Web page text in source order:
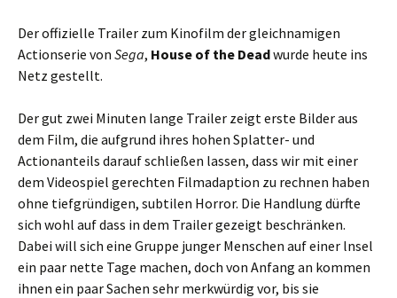
Der offizielle Trailer zum Kinofilm der gleichnamigen
Actionserie von Sega, House of the Deadwurde heute ins
Netz gestellt.
Der gut zwei Minuten lange Trailer zeigt erste Bilder aus
dem Film, die aufgrund ihres hohen Splatter- und
Actionanteils darauf schließen lassen, dass wir mit einer
dem Videospiel gerechten Filmadaption zu rechnen haben
ohne tiefgründigen, subtilen Horror. Die Handlung dürfte
sich wohl auf dass in dem Trailer gezeigt beschränken.
Dabei will sich eine Gruppe junger Menschen auf einer lnsel
ein paar nette Tage machen, doch von Anfang an kommen
ihnen ein paar Sachen sehr merkwürdig vor, bis sie